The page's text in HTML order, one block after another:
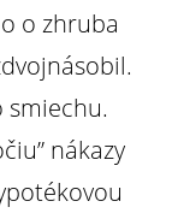
o zhruba
smiechu.
nákazy